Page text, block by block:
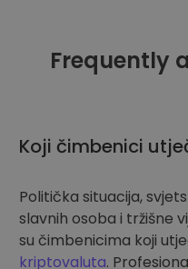
Frequently
Koji čimbenici
Politička situacija,
slavnih osoba i tržišne
su čimbenicima koji
kriptovaluta.